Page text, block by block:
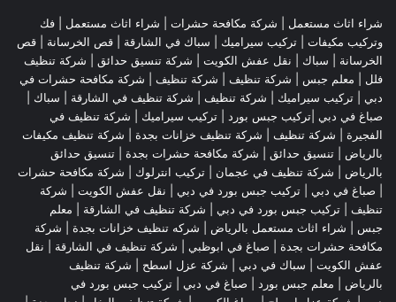
شراء اثاث مستعمل شركة مكافحة حشرات شراء اثاث مستعمل
فك
وتركيب مكيفات | تركيب سيراميك | سباك في الشارقة قص الخرسانة | قص
الخرسانة | سباك نقل عفش الكويت شركة تنسيق حدائق
شركة تنظيف
فلل
معلم جبس شركة تنظيف شركة تنظيف
شركة مكافحة حشرات في
دبي
تركيب سيراميك شركة تنظيف شركة تنظيف في الشارقة | سباك |
صباغ في دبي |تركيب جبس بورد | تركيب سيراميك
شركة تنظيف في
الفجيرة
شركة تنظيف شركة تنظيف خزانات بجدة
شركة تنظيف مكيفات
بالرياض
تنسيق حدائق شركة مكافحة حشرات بجدة
تنسيق حدائق
بالرياض
شركة تنظيف في عجمان | تركيب انترلوك | شركة مكافحة حشرات
صباغ في دبي تركيب جبس بورد في دبي نقل عفش الكويت
شركة
تنظيف
تركيب جبس بورد في دبي شركة تنظيف في الشارقة
معلم
جبس
شراء اثاث مستعمل بالرياض شركه تنظيف خزانات بجدة
شركة
مكافحة حشرات بجدة
صباغ في ابوظبي شركة تنظيف في الشارقة
نقل
عفش الكويت | سباك في دبي | شركة عزل اسطح
شركة تنظيف
بالرياض
معلم جبس بورد صباغ في دبي
تركيب جبس بورد في